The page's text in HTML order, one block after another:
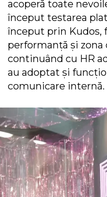
acoperă toate
început testarea
început prin Kudos,
performanță și
continuând cu HR
au adoptat și
comunicare internă.